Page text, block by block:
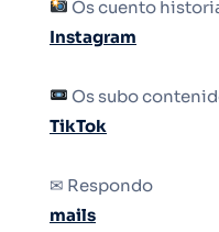
Os cuento
Instagram
Os subo
TikTok
✉ Respondo
mails